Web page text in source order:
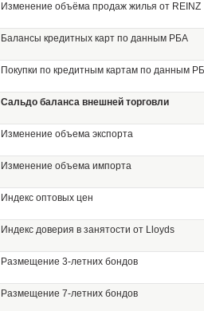
Изменение объёма продаж жилья от REINZ
Балансы кредитных карт по данным РБА
Покупки по кредитным картам по данным
Сальдо баланса внешней торговли
Изменение объема экспорта
Изменение объема импорта
Индекс оптовых цен
Индекс доверия в занятости от Lloyds
Размещение 3-летних бондов
Размещение 7-летних бондов